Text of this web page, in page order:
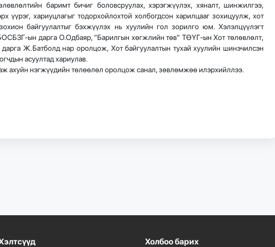
баримт бичиг боловсруулах, хэрэгжүүлэх, хяналт, шинжилгээ,
үүрэг, хариуцлагыг тодорхойлохтой холбогдсон харилцааг зохицуулж, хот
байгуулалтыг бэхжүүлэх нь хуулийн гол зорилго юм. Хэлэлцүүлэгт
ын дарга О.Одбаяр, "Барилгын хөгжлийн төв" ТӨҮГ-ын Хот төлөвлөлт,
Ж.Батболд нар оролцож, Хот байгуулалтын тухай хуулийн шинэчилсэн
асуултад хариулав.
ахуйн нэгжүүдийн төлөөлөл оролцож санал, зөвлөмжөө илэрхийллээ.
Холбоо барих